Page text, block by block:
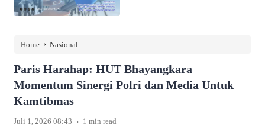
Home › Nasional
Paris Harahap: HUT Bhayangkara
Momentum Sinergi Polri dan Media Untuk
Kamtibmas
Juli 1, 2026 08:43 . 1 min read